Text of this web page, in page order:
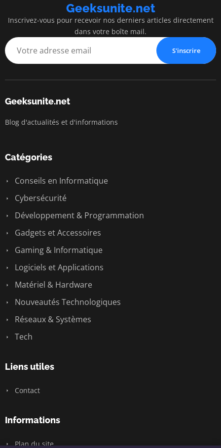
Geeksunite.net
Inscrivez-vous pour recevoir nos derniers articles directement
dans votre boîte mail.
S'inscrire
Geeksunite.net
Blog d'actualités et d'informations
Catégories
Conseils en Informatique
Cybersécurité
Développement & Programmation
Gadgets et Accessoires
Gaming & Informatique
Logiciels et Applications
Matériel & Hardware
Nouveautés Technologiques
Réseaux & Systèmes
Tech
Liens utiles
Contact
Informations
Plan du site